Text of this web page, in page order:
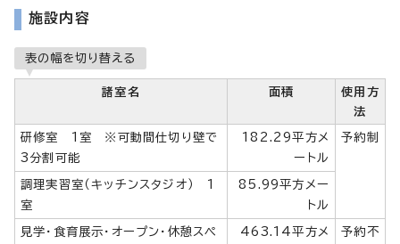
施設内容
表の幅を切り替える
諸室名 面積
使用方
法
研修室 1室 ※可動間仕切り壁で
3分割可能
182.29平方メ
ートル
予約制
調理実習室（キッチンスタジオ） 1
室
85.99平方メー
トル
見学・食育展示・オープン・休憩スペ
463.14平方メ
予約不